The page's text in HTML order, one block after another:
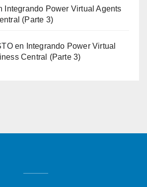
Integrando Power Virtual Agents
(Parte 3)
en
Integrando Power Virtual
Central (Parte 3)